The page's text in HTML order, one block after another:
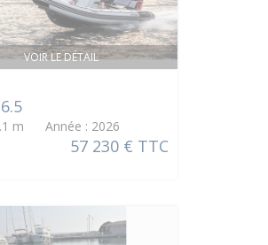
VOIR LE DÉTAIL
m Année : 2026
57 230 € TTC